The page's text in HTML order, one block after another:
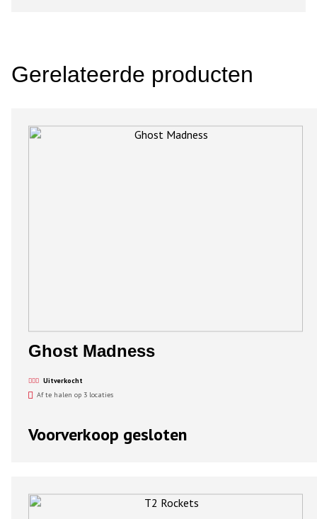
Gerelateerde producten
Ghost Madness
Uitverkocht
Af te halen op 3 locaties
Voorverkoop gesloten